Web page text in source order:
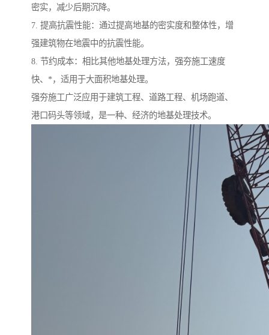
密实，减少后期沉降。
7. 提高抗震性能：通过提高地基的密实度和整体性，增
强建筑物在地震中的抗震性能。
8. 节约成本：相比其他地基处理方法，强夯施工速度
快、*，适用于大面积地基处理。
强夯施工广泛应用于建筑工程、道路工程、机场跑道、
港口码头等领域，是一种、经济的地基处理技术。